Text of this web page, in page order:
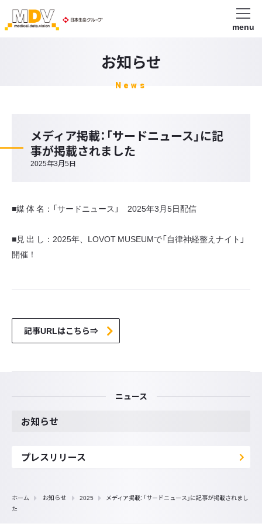
menu
お知らせ
News
メディア掲載：「サードニュース」に記
事が掲載されました
2025年3月5日
■媒 体 名：「サードニュース」 2025年3月5日配信
■見 出 し：2025年、LOVOT MUSEUMで「自律神経整えナイト」
開催！
記事URLはこちら⇒
ニュース
お知らせ
プレスリリース
ホーム お知らせ 2025
メディア掲載：「サードニュース」に記事が掲載されまし
た